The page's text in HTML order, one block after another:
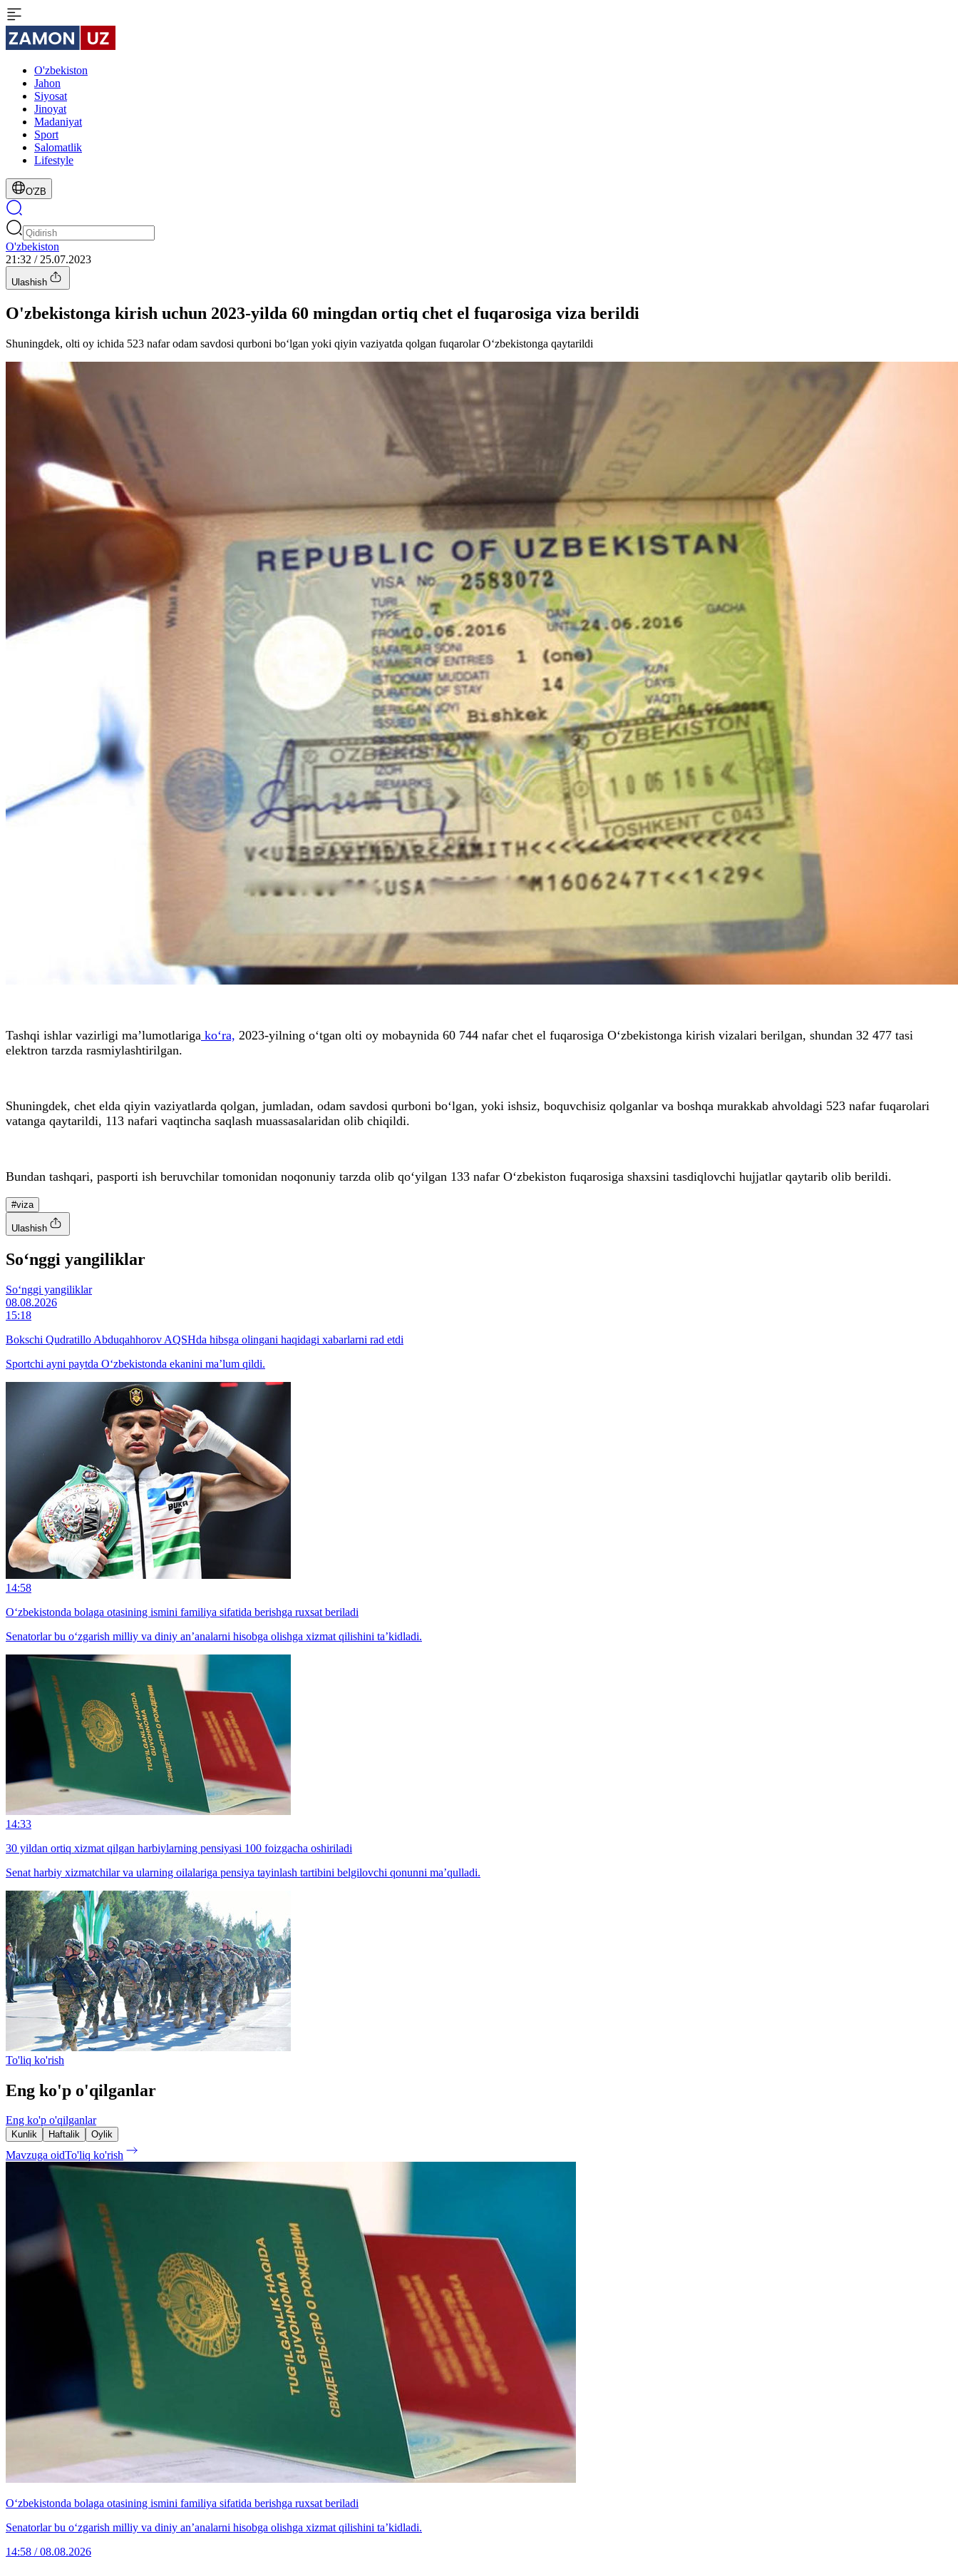
O'zbekiston
Jahon
Siyosat
Jinoyat
Madaniyat
Sport
Salomatlik
Lifestyle
O'ZB
O'zbekiston
21:32 / 25.07.2023
Ulashish
O'zbekistonga kirish uchun 2023-yilda 60 mingdan ortiq chet el fuqarosiga viza berildi
Shuningdek, olti oy ichida 523 nafar odam savdosi qurboni bo‘lgan yoki qiyin vaziyatda qolgan fuqarolar O‘zbekistonga qaytarildi
Tashqi ishlar vazirligi maʼlumotlariga ko‘ra, 2023-yilning o‘tgan olti oy mobaynida 60 744 nafar chet el fuqarosiga O‘zbekistonga kirish vizalari berilgan, shundan 32 477 tasi
elektron tarzda rasmiylashtirilgan.
Shuningdek, chet elda qiyin vaziyatlarda qolgan, jumladan, odam savdosi qurboni bo‘lgan, yoki ishsiz, boquvchisiz qolganlar va boshqa murakkab ahvoldagi 523 nafar fuqarolari
vatanga qaytarildi, 113 nafari vaqtincha saqlash muassasalaridan olib chiqildi.
Bundan tashqari, pasporti ish beruvchilar tomonidan noqonuniy tarzda olib qo‘yilgan 133 nafar O‘zbekiston fuqarosiga shaxsini tasdiqlovchi hujjatlar qaytarib olib berildi.
#viza
Ulashish
So‘nggi yangiliklar
So‘nggi yangiliklar
08.08.2026
15:18
Bokschi Qudratillo Abduqahhorov AQSHda hibsga olingani haqidagi xabarlarni rad etdi
Sportchi ayni paytda O‘zbekistonda ekanini ma’lum qildi.
14:58
O‘zbekistonda bolaga otasining ismini familiya sifatida berishga ruxsat beriladi
Senatorlar bu o‘zgarish milliy va diniy an’analarni hisobga olishga xizmat qilishini ta’kidladi.
14:33
30 yildan ortiq xizmat qilgan harbiylarning pensiyasi 100 foizgacha oshiriladi
Senat harbiy xizmatchilar va ularning oilalariga pensiya tayinlash tartibini belgilovchi qonunni ma’qulladi.
To'liq ko'rish
Eng ko'p o'qilganlar
Eng ko'p o'qilganlar
Kunlik Haftalik Oylik
Mavzuga oidTo'liq ko'rish
O‘zbekistonda bolaga otasining ismini familiya sifatida berishga ruxsat beriladi
Senatorlar bu o‘zgarish milliy va diniy an’analarni hisobga olishga xizmat qilishini ta’kidladi.
14:58 / 08.08.2026